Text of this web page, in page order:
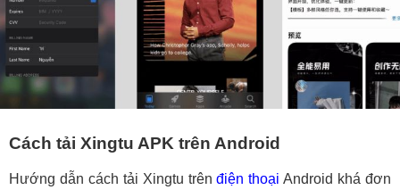
Cách tải Xingtu APK trên Android
Hướng dẫn cách tải Xingtu trên điện thoại Android khá đơn